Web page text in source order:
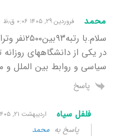
محمد فروردین ۲۹, ۱۴۰۵ ۰:۰۶ ق٫ظ
در یکی از دانشگاههای
سیاسی و روابط بین الملل
پاسخ
فلفل سیاه اردیبهشت ۲۱, ۱۴۰۵ ۷:۴۴ ق٫ظ
پاسخ به محمد